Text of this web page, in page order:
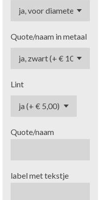
Quote/naam in metaal
Lint
Quote/naam
label met tekstje